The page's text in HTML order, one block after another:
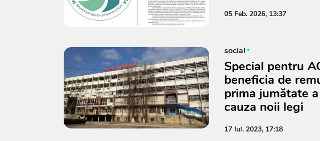
05 Feb. 2026, 13:37
social
Special pentru
beneficia de
prima jumătate
cauza noii legi
17 Iul. 2023, 17:18